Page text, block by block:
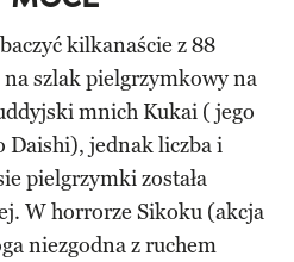
kilkanaście z 88
na szlak pielgrzymkowy na
mnich Kukai ( jego
Daishi), jednak liczba i
pielgrzymki została
W horrorze Sikoku (akcja
niezgodna z ruchem